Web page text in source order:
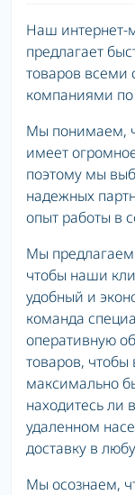
Наш интернет-
предлагает
товаров
компаниями
Мы понимаем,
имеет
поэтому мы
надежных
опыт работы в
Мы предлагаем
чтобы наши
удобный и
команда
оперативную
товаров,
максимально
находитесь ли
удаленном
доставку в
Мы осознаем,